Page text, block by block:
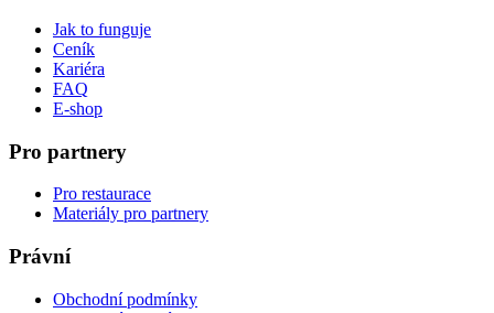
Jak to funguje
Ceník
Kariéra
FAQ
E-shop
Pro partnery
Pro restaurace
Materiály pro partnery
Právní
Obchodní podmínky